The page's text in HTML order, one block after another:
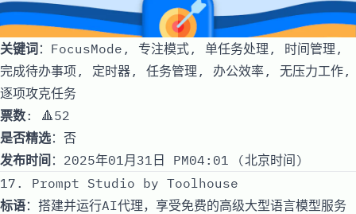
关键词：FocusMode, 专注模式, 单任务处理, 时间管理,
完成待办事项, 定时器, 任务管理, 办公效率, 无压力工作,
逐项攻克任务
票数: 🔺52
是否精选：否
发布时间 ：2025年01月31日 PM04:01 (北京时间)
17. Prompt Studio by Toolhouse
标语：搭建并运行AI代理，享受免费的高级大型语言模型服务